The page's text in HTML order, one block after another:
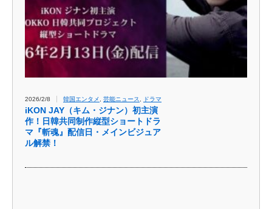
2026/2/8 韓国エンタメ 芸能ニュース ドラマ
iKON JAY（キム・ジナン）初主演
作！日韓共同制作縦型ショートドラ
マ『斬魂』配信日・メインビジュア
ル解禁！